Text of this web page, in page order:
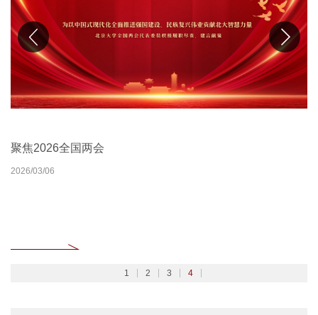
北京大学扎实开展树立和践行正确政绩观学习教育
2026/02/27
2026北京大学管理质效年
2026/03/30
北京大学深入学习贯彻党的二十届四中全会精神
2025/10/24
聚焦2026全国两会
2026/03/06
1 2 3 4